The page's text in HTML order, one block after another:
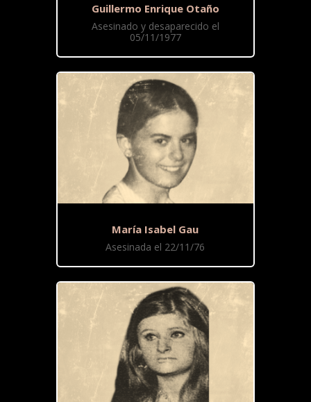
Guillermo Enrique Otaño
Asesinado y desaparecido el
05/11/1977
María Isabel Gau
Asesinada el 22/11/76